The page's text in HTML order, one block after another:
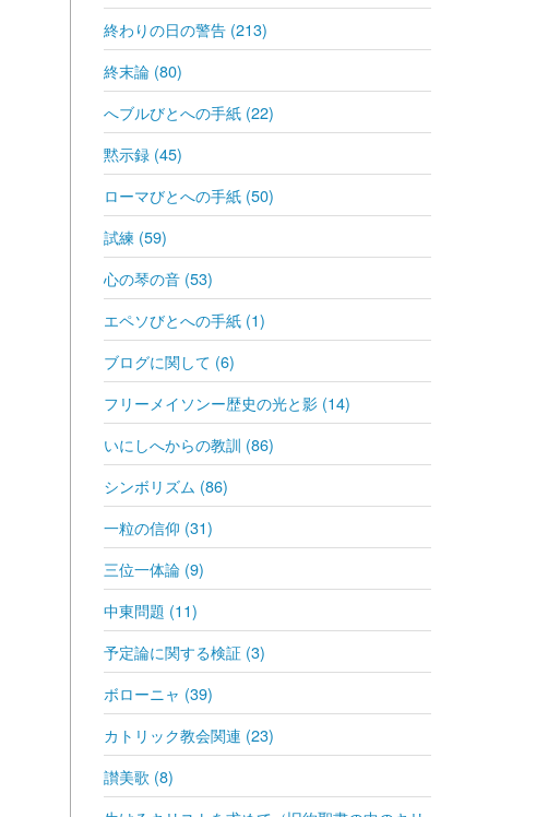
終わりの日の警告 (213)
終末論 (80)
へブルびとへの手紙 (22)
黙示録 (45)
ローマびとへの手紙 (50)
試練 (59)
心の琴の音 (53)
エペソびとへの手紙 (1)
ブログに関して (6)
フリーメイソンー歴史の光と影 (14)
いにしへからの教訓 (86)
シンボリズム (86)
一粒の信仰 (31)
三位一体論 (9)
中東問題 (11)
予定論に関する検証 (3)
ボローニャ (39)
カトリック教会関連 (23)
讃美歌 (8)